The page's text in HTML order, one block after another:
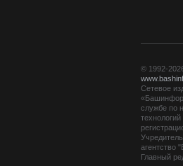
© 1992-
Сетевое
службе по
агентство
Главный